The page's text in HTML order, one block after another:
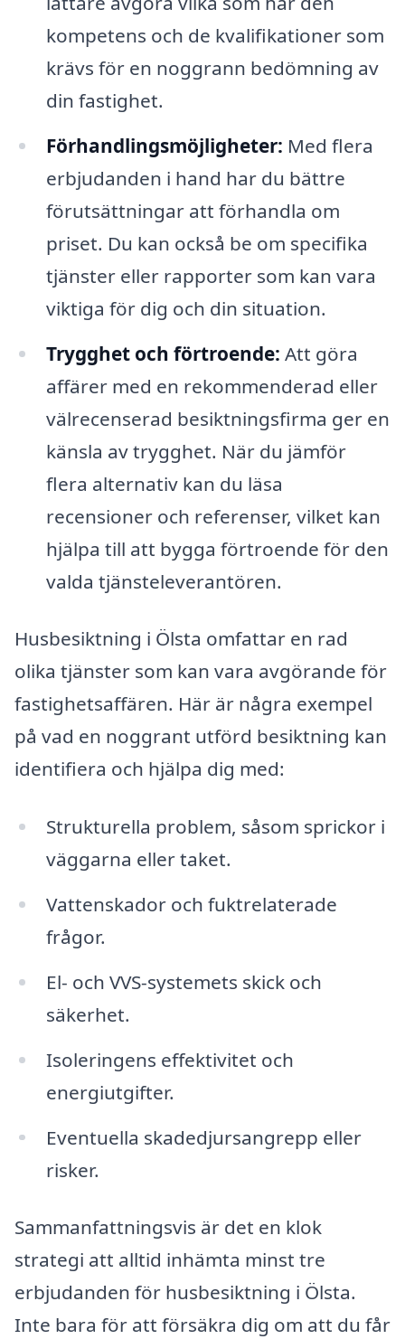
kompetens och de kvalifikationer som
krävs för en noggrann bedömning av
din fastighet.
Förhandlingsmöjligheter: Med flera
erbjudanden i hand har du bättre
förutsättningar att förhandla om
priset. Du kan också be om specifika
tjänster eller rapporter som kan vara
viktiga för dig och din situation.
Trygghet och förtroende: Att göra
affärer med en rekommenderad eller
välrecenserad besiktningsfirma ger en
känsla av trygghet. När du jämför
flera alternativ kan du läsa
recensioner och referenser, vilket kan
hjälpa till att bygga förtroende för den
valda tjänsteleverantören.
Husbesiktning i Ölsta omfattar en rad
olika tjänster som kan vara avgörande för
fastighetsaffären. Här är några exempel
på vad en noggrant utförd besiktning kan
identifiera och hjälpa dig med:
Strukturella problem, såsom sprickor i
väggarna eller taket.
Vattenskador och fuktrelaterade
frågor.
El- och VVS-systemets skick och
säkerhet.
Isoleringens effektivitet och
energiutgifter.
Eventuella skadedjursangrepp eller
risker.
Sammanfattningsvis är det en klok
strategi att alltid inhämta minst tre
erbjudanden för husbesiktning i Ölsta.
Inte bara för att försäkra dig om att du får